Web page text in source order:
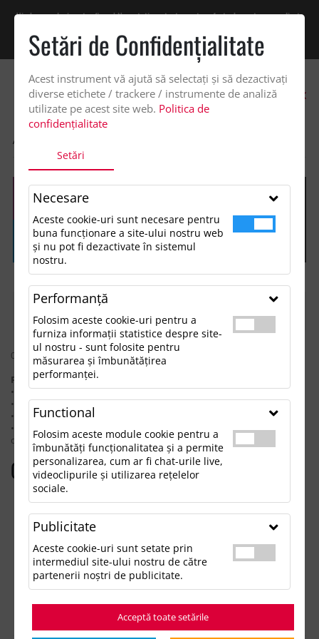
Vindem exclusiv catre firme! Ne puteti contacta pentru oferta de pret personalizata
discount suplimentar de 2% -Cumpără acum!
ACASA
0 rezultate pentru: "fleecewomengloveswithelasticcuffsonesize"
Pentru a găsi produsul dorit, încearcă următoarele:
• Verifică dacă ai scris corect termenii.
• Încearcă să foloseşti sinonime.
• Încearcă din nou, folosind o căutare mai generală.
• Ne poţi contacta telefonic la 021.336.03.32 sau prin email la
office@updateadv.ro şi te ajutăm să găseşti produsul dorit.
Categorii populare
Accesorii birou
Accesorii mancare si bautura
Accesorii Tech si Gadgeturi
Haine de Munca
Imbracaminte si Accesorii
Lifestyle si Timp Liber
Ocazii și Evenimente Tematice
Setări de Confidenţialitate
Acest instrument vă ajută să selectați și să dezactivați
diverse etichete / trackere / instrumente de analiză
utilizate pe acest site web. Politica de
confidențialitate
Setări
Necesare
Aceste cookie-uri sunt necesare pentru
buna funcționare a site-ului nostru web
și nu pot fi dezactivate în sistemul
nostru.
Performanţă
Folosim aceste cookie-uri pentru a
furniza informații statistice despre site-
ul nostru - sunt folosite pentru
măsurarea și îmbunătățirea
performanței.
Functional
Folosim aceste module cookie pentru a
îmbunătăți funcționalitatea și a permite
personalizarea, cum ar fi chat-urile live,
videoclipurile și utilizarea rețelelor
sociale.
Publicitate
Aceste cookie-uri sunt setate prin
intermediul site-ului nostru de către
partenerii noștri de publicitate.
Acceptă toate setările